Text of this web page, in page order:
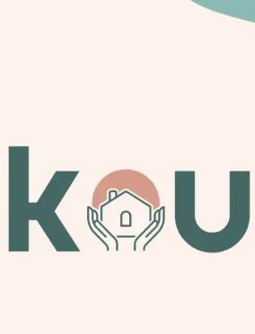
2500 €
Un regard externe,
accompagnement
Un regard neutre,